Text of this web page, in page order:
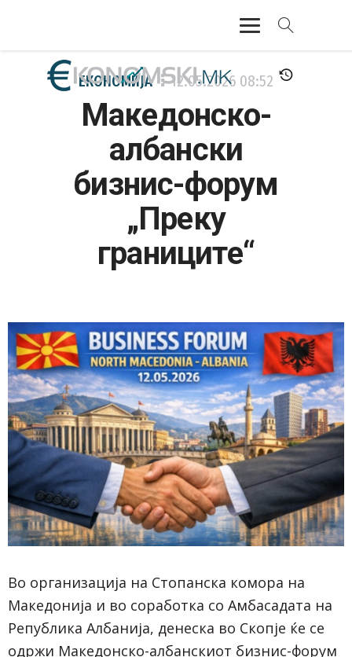
АКТУЕЛНО
ЕКОНОМИЈА
ФИНАНСИИ
БАНКАРСТВО
МОЗАИК
ЕКОНОМИЈА 12.05.2026 08:52
Македонско-
албански
бизнис-форум
„Преку
границите“
Во организација на Стопанска комора на
Македонија и во соработка со Амбасадата на
Република Албанија, денеска во Скопје ќе се
одржи Македонско-албанскиот бизнис-форум